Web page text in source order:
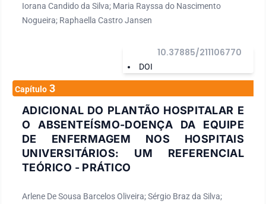
Iorana Candido da Silva; Maria Rayssa do Nascimento
Nogueira; Raphaella Castro Jansen
DOI
10.37885/211106770
Capítulo 3
ADICIONAL DO PLANTÃO HOSPITALAR E
O ABSENTEÍSMO-DOENÇA DA EQUIPE
DE ENFERMAGEM NOS HOSPITAIS
UNIVERSITÁRIOS: UM REFERENCIAL
TEÓRICO - PRÁTICO
Arlene De Sousa Barcelos Oliveira; Sérgio Braz da Silva;